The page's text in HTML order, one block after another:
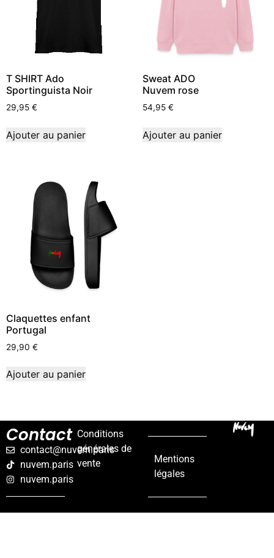
T SHIRT Ado
Sportinguista Noir
29,95 €
Ajouter au panier
Sweat ADO
Nuvem rose
54,95 €
Ajouter au panier
Claquettes enfant
Portugal
29,90 €
Ajouter au panier
Contact
contact@nuvem.paris
nuvem.paris
nuvem.paris
Conditions
générales de
vente
Mentions
légales